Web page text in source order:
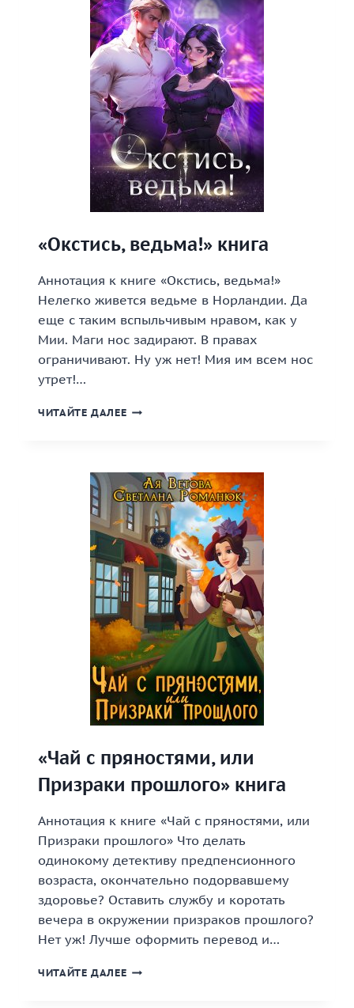
«Окстись, ведьма!» книга
Аннотация к книге «Окстись, ведьма!»
Нелегко живется ведьме в Норландии. Да
еще с таким вспыльчивым нравом, как у
Мии. Маги нос задирают. В правах
ограничивают. Ну уж нет! Мия им всем нос
утрет!…
ЧИТАЙТЕ ДАЛЕЕ «ОКСТИСЬ,
«Чай с пряностями, или
Призраки прошлого» книга
Аннотация к книге «Чай с пряностями, или
Призраки прошлого» Что делать
одинокому детективу предпенсионного
возраста, окончательно подорвавшему
здоровье? Оставить службу и коротать
вечера в окружении призраков прошлого?
Нет уж! Лучше оформить перевод и…
ЧИТАЙТЕ ДАЛЕЕ «ЧАЙ